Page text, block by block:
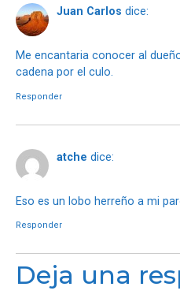
Juan Carlos dice:
Me encantaria conocer al
cadena por el culo.
Responder
atche dice:
Eso es un lobo herreño a mi
Responder
Deja una